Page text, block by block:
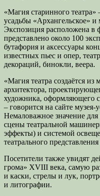
«Магия старинного
усадьбы «Архангельское»
Экспозиция расположена в
представлено около 100
бутафория и аксессуары
известных пьес и опер,
декораций, бинокли, веера.
«Магия театра создаётся
архитектора,
художника, оформляющего
– говорится на сайте
Немаловажное значение
сцены театральной
эффекты) и системой
театрального
Посетители также увидят
грома» XVIII века, самую
и каски, стрелы и лук,
и литографии.